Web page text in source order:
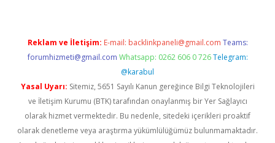
Reklam ve İletişim: E-mail: backlinkpaneli@gmail.com Teams:
forumhizmeti@gmail.com Whatsapp: 0262 606 0 726 Telegram:
@karabul
Yasal Uyarı: Sitemiz, 5651 Sayılı Kanun gereğince Bilgi Teknolojileri
ve İletişim Kurumu (BTK) tarafından onaylanmış bir Yer Sağlayıcı
olarak hizmet vermektedir. Bu nedenle, sitedeki içerikleri proaktif
olarak denetleme veya araştırma yükümlülüğümüz bulunmamaktadır.